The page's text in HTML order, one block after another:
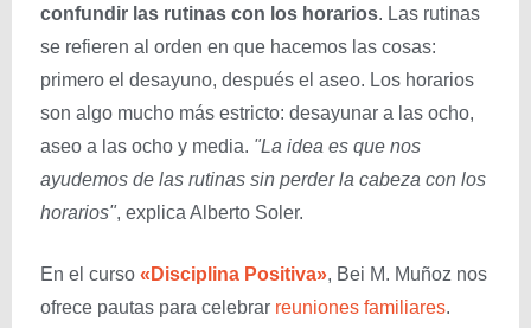
confundir las rutinas con los horarios. Las rutinas
se refieren al orden en que hacemos las cosas:
primero el desayuno, después el aseo. Los horarios
son algo mucho más estricto: desayunar a las ocho,
aseo a las ocho y media. "La idea es que nos
ayudemos de las rutinas sin perder la cabeza con los
horarios", explica Alberto Soler.
En el curso «Disciplina Positiva», Bei M. Muñoz nos
ofrece pautas para celebrar reuniones familiares.